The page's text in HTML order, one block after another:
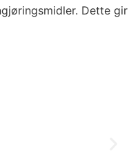
Dette gir